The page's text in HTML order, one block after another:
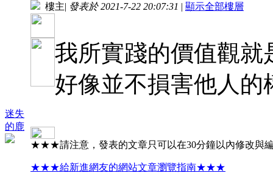
迷失
的鹿
樓主| 發表於 2021-7-22 20:07:31 | 顯示全部樓層
我所實踐的價值觀就
好像並不損害他人的
★★★請注意，發表的文章只可以在30分鐘以內修改
★★★給新進網友的網站文章瀏覽指南★★★